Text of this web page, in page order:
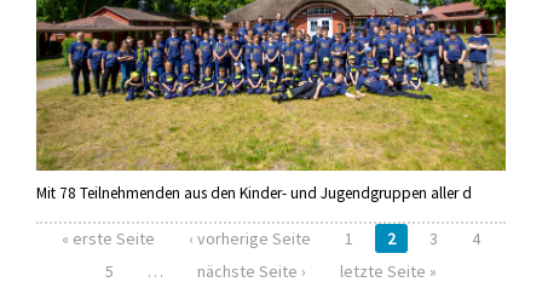
Mit 78 Teilnehmenden aus den Kinder- und Jugendgruppen aller d
Seiten
« erste Seite ‹ vorherige Seite 1 2 3
4
5
… nächste Seite › letzte Seite »